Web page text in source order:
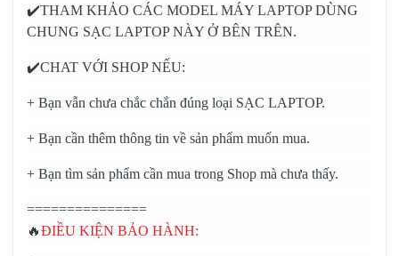
✔️THAM KHẢO CÁC MODEL MÁY LAPTOP DÙNG
CHUNG SẠC LAPTOP NÀY Ở BÊN TRÊN.
✔️CHAT VỚI SHOP NẾU:
+ Bạn vẫn chưa chắc chắn đúng loại SẠC LAPTOP.
+ Bạn cần thêm thông tin về sản phẩm muốn mua.
+ Bạn tìm sản phẩm cần mua trong Shop mà chưa thấy.
===============
🔥ĐIỀU KIỆN BẢO HÀNH: